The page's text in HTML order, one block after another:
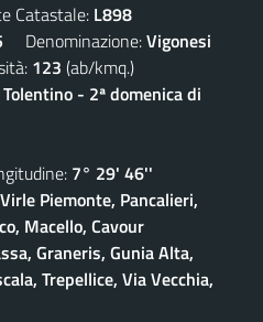
Catastale: L898
Denominazione:Vigonesi
123 (ab/kmq.)
- 2ª domenica di
7° 29' 46''
Piemonte, Pancalieri,
Macello, Cavour
Graneris, Gunia Alta,
Trepellice, Via Vecchia,